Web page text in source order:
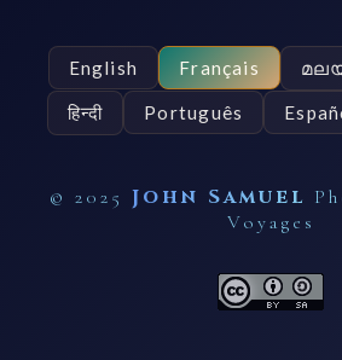
English Français
हिन्दी Português
© 2025 John Samuel
Voyages